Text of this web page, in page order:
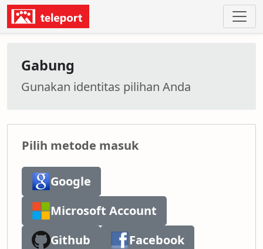
Gabung
Gunakan identitas pilihan Anda
Pilih metode masuk
Google
Microsoft Account
Github
Facebook